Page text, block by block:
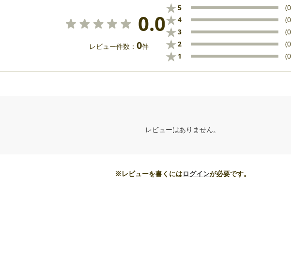
0.0
レビュー件数： 0件
★5
★4
★3
★2
★ 1
レビューはありません。
※レビューを書くにはログインが必要です。